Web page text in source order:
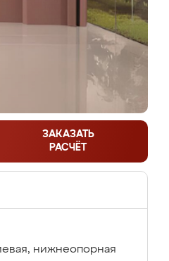
ЗАКАЗАТЬ
РАСЧЁТ
нижнеопорная